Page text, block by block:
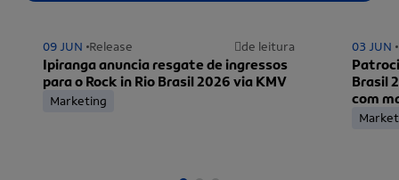
09 JUN Release de leitura
Ipiranga anuncia resgate de ingressos
para o Rock in Rio Brasil 2026 via KMV
Marketing
03 JUN
Brasil
com